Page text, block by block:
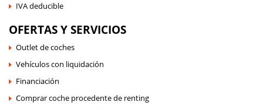
IVA deducible
OFERTAS Y SERVICIOS
Outlet de coches
Vehículos con liquidación
Financiación
Comprar coche procedente de renting